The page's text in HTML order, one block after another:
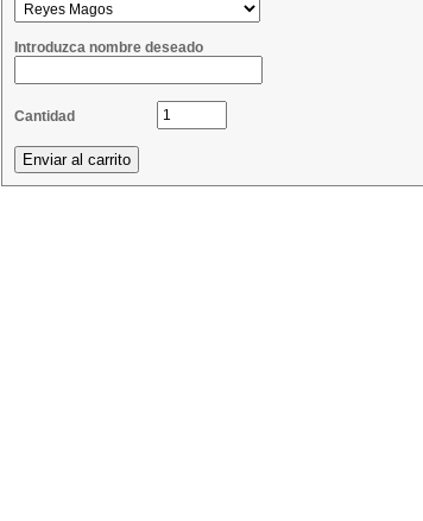
Introduzca nombre deseado
Cantidad